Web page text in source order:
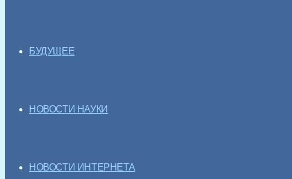
БУДУЩЕЕ
НОВОСТИ НАУКИ
НОВОСТИ ИНТЕРНЕТА